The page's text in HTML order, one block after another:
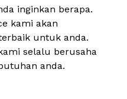
inginkan berapa.
kami akan
untuk anda.
selalu berusaha
anda.